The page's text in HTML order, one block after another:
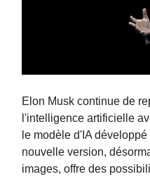
Elon Musk continue de
l'intelligence artificielle
le modèle d'IA
nouvelle version,
images, offre des